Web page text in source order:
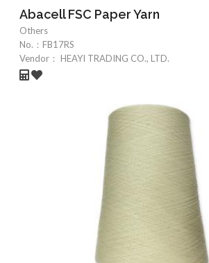
Abacell FSC Paper Yarn
Others
No.： FB17RS
Vendor：
HEAYI TRADING CO., LTD.